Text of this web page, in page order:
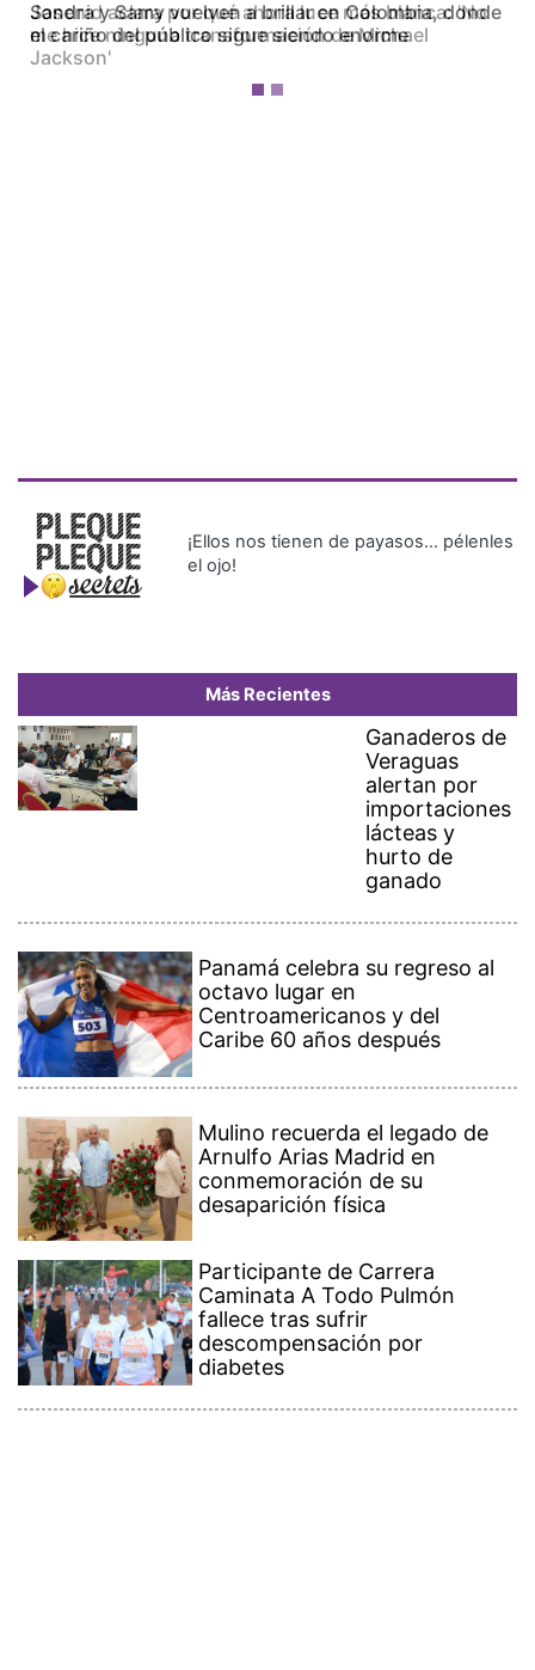
Josenid aclara por qué ahora luce más blanca: 'No
me hice ninguna transformación de Michael
Jackson'
¡Ellos nos tienen de payasos… pélenles
el ojo!
Más Recientes
Ganaderos de
Veraguas
alertan por
importaciones
lácteas y
hurto de
ganado
Panamá celebra su regreso al
octavo lugar en
Centroamericanos y del
Caribe 60 años después
Mulino recuerda el legado de
Arnulfo Arias Madrid en
conmemoración de su
desaparición física
Participante de Carrera
Caminata A Todo Pulmón
fallece tras sufrir
descompensación por
diabetes